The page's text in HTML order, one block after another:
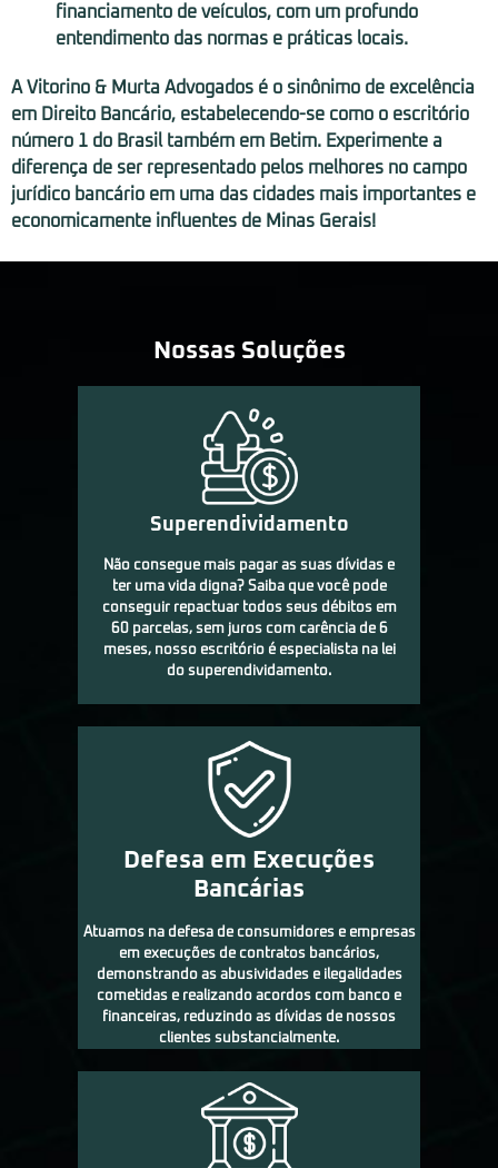
financiamento de veículos, com um profundo
entendimento das normas e práticas locais.
A Vitorino & Murta Advogados é o sinônimo de excelência
em Direito Bancário, estabelecendo-se como o escritório
número 1 do Brasil também em Betim. Experimente a
diferença de ser representado pelos melhores no campo
jurídico bancário em uma das cidades mais importantes e
economicamente influentes de Minas Gerais!
Nossas Soluções
Superendividamento
Não consegue mais pagar as suas dívidas e
ter uma vida digna? Saiba que você pode
conseguir repactuar todos seus débitos em
60 parcelas, sem juros com carência de 6
meses, nosso escritório é especialista na lei
do superendividamento.
Defesa em Execuções
Bancárias
Atuamos na defesa de consumidores e empresas
em execuções de contratos bancários,
demonstrando as abusividades e ilegalidades
cometidas e realizando acordos com banco e
financeiras, reduzindo as dívidas de nossos
clientes substancialmente.